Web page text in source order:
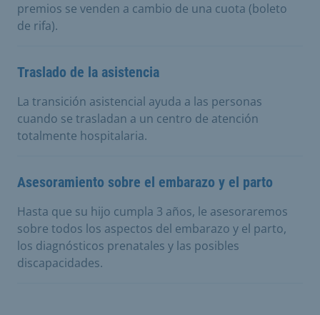
premios se venden a cambio de una cuota (boleto
de rifa).
Traslado de la asistencia
La transición asistencial ayuda a las personas
cuando se trasladan a un centro de atención
totalmente hospitalaria.
Asesoramiento sobre el embarazo y el parto
Hasta que su hijo cumpla 3 años, le asesoraremos
sobre todos los aspectos del embarazo y el parto,
los diagnósticos prenatales y las posibles
discapacidades.